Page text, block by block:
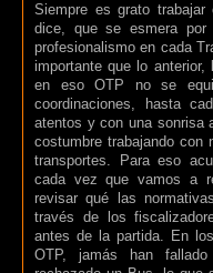
Siempre es grato
dice, que se esmera
profesionalismo en cada
importante que lo
en eso OTP no se
coordinaciones, hasta
atentos y con una sonrisa
costumbre trabajando
transportes. Para eso
cada vez que vamos a
revisar qué las
través de los
antes de la partida. En
OTP, jamás han